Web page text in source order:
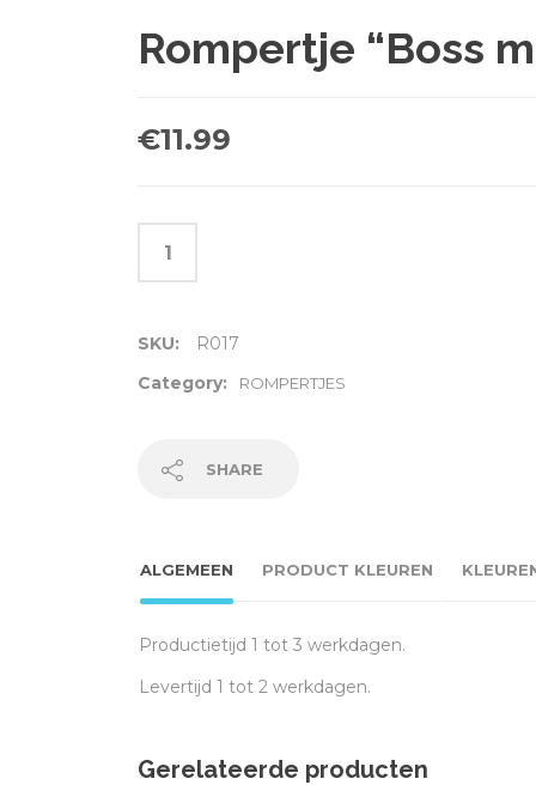
Rompertje “Boss
€11.99
SKU:
R017
Category:
ROMPERTJES
SHARE
ALGEMEEN PRODUCT KLEUREN
Productietijd 1 tot 3 werkdagen.
Levertijd 1 tot 2 werkdagen.
Gerelateerde producten